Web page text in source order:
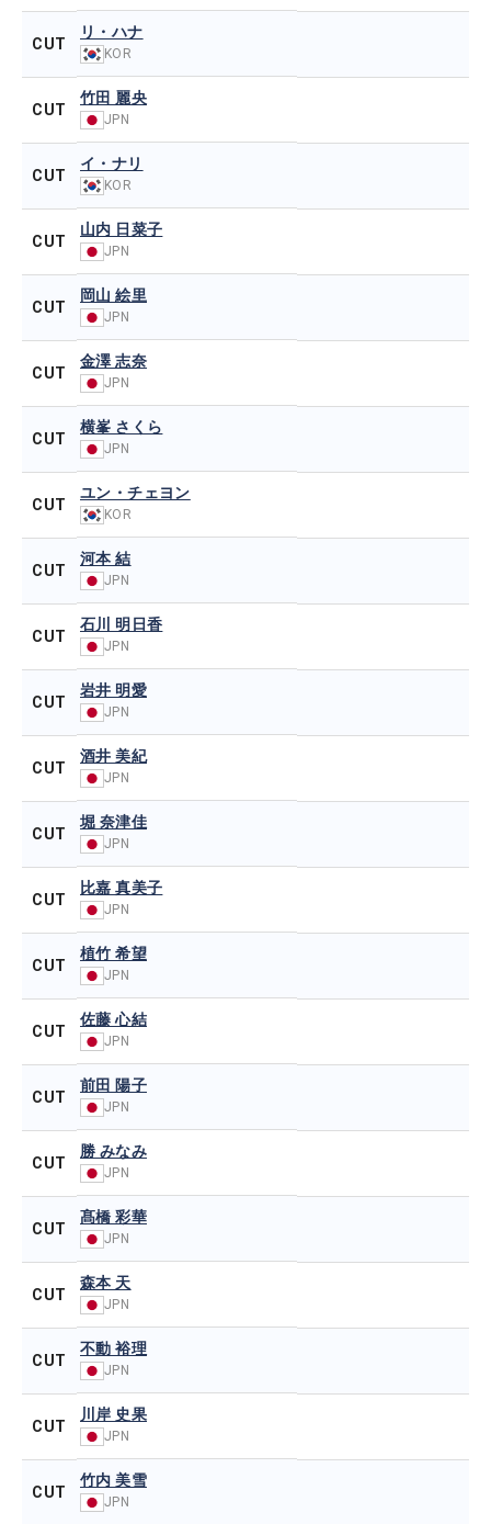
CUT
リ・ハナ
KOR
CUT
竹田 麗央
JPN
CUT
イ・ナリ
KOR
CUT
山内 日菜子
JPN
CUT
岡山 絵里
JPN
CUT
金澤 志奈
JPN
CUT
横峯 さくら
JPN
CUT
ユン・チェヨン
KOR
CUT
河本 結
JPN
CUT
石川 明日香
JPN
CUT
岩井 明愛
JPN
CUT
酒井 美紀
JPN
CUT
堀 奈津佳
JPN
CUT
比嘉 真美子
JPN
CUT
植竹 希望
JPN
CUT
佐藤 心結
JPN
CUT
前田 陽子
JPN
CUT
勝 みなみ
JPN
CUT
髙橋 彩華
JPN
CUT
森本 天
JPN
CUT
不動 裕理
JPN
CUT
川岸 史果
JPN
CUT
竹内 美雪
JPN